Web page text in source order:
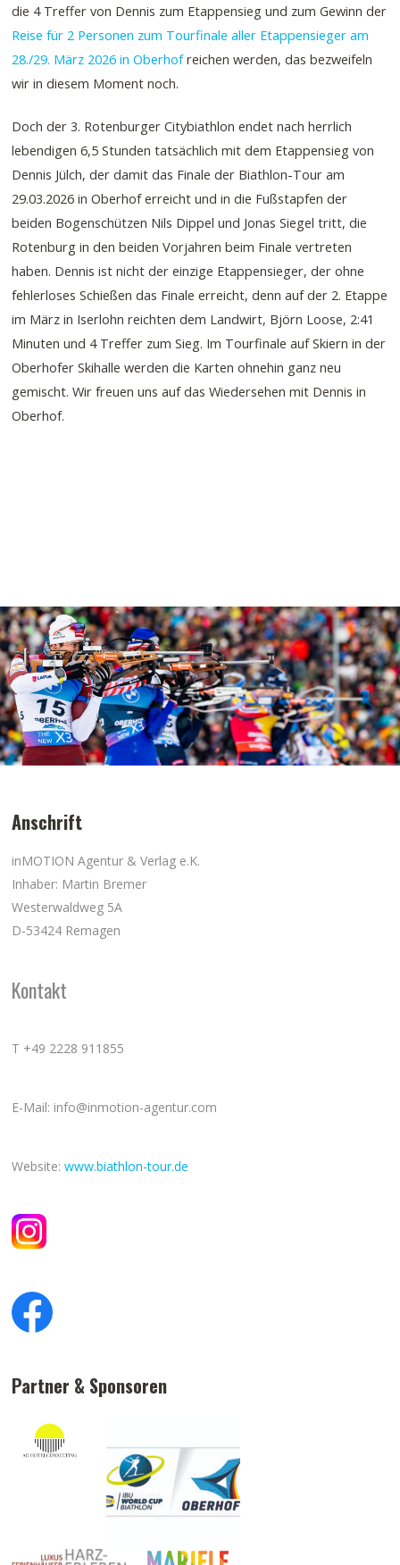
die 4 Treffer von Dennis zum Etappensieg und zum Gewinn der
Reise für 2 Personen zum Tourfinale aller Etappensieger am
28./29. März 2026 in Oberhofreichen werden, das bezweifeln
wir in diesem Moment noch.
Doch der 3. Rotenburger Citybiathlon endet nach herrlich
lebendigen 6,5 Stunden tatsächlich mit dem Etappensieg von
Dennis Jülch, der damit das Finale der Biathlon-Tour am
29.03.2026 in Oberhof erreicht und in die Fußstapfen der
beiden Bogenschützen Nils Dippel und Jonas Siegel tritt, die
Rotenburg in den beiden Vorjahren beim Finale vertreten
haben. Dennis ist nicht der einzige Etappensieger, der ohne
fehlerloses Schießen das Finale erreicht, denn auf der 2. Etappe
im März in Iserlohn reichten dem Landwirt, Björn Loose, 2:41
Minuten und 4 Treffer zum Sieg. Im Tourfinale auf Skiern in der
Oberhofer Skihalle werden die Karten ohnehin ganz neu
gemischt. Wir freuen uns auf das Wiedersehen mit Dennis in
Oberhof.
Anschrift
inMOTION Agentur & Verlag e.K.
Inhaber: Martin Bremer
Westerwaldweg 5A
D-53424 Remagen
Kontakt
T +49 2228 911855
E-Mail: info@inmotion-agentur.com
Website:www.biathlon-tour.de
Partner & Sponsoren